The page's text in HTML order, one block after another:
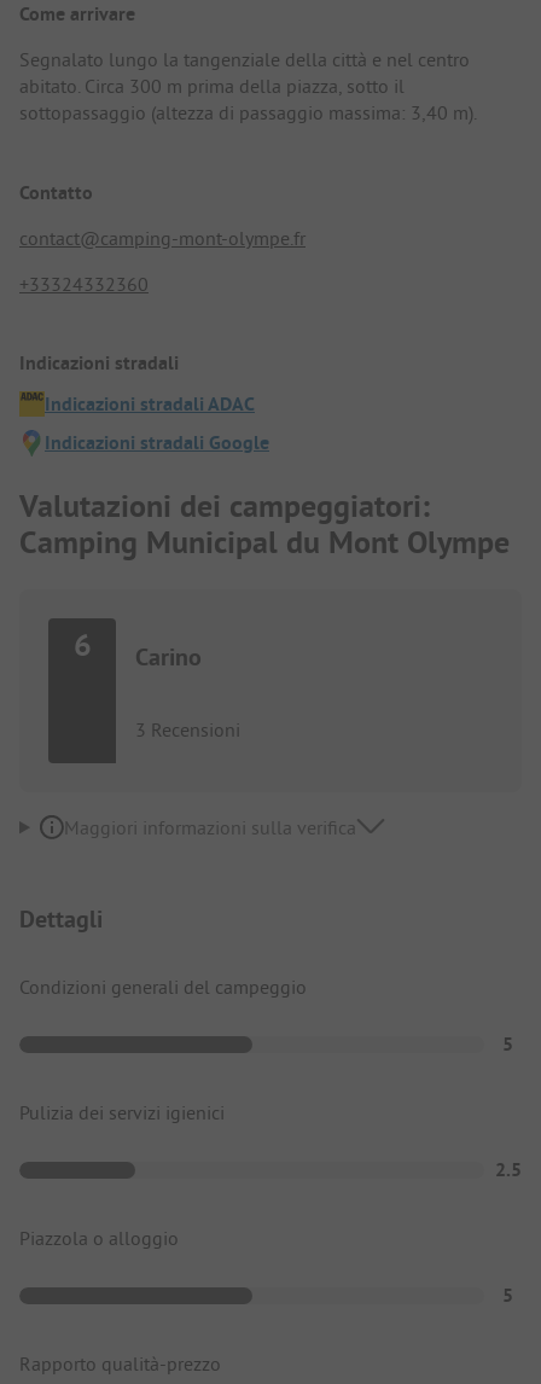
Come arrivare
Segnalato lungo la tangenziale della città e nel centro
abitato. Circa 300 m prima della piazza, sotto il
sottopassaggio (altezza di passaggio massima: 3,40 m).
Contatto
contact@camping-mont-olympe.fr
+33324332360
Indicazioni stradali
Indicazioni stradali ADAC
Indicazioni stradali Google
Valutazioni dei campeggiatori:
Camping Municipal du Mont Olympe
6 Carino
3 Recensioni
Maggiori informazioni sulla verifica
Dettagli
Condizioni generali del campeggio
5
Pulizia dei servizi igienici
2.5
Piazzola o alloggio
5
Rapporto qualità-prezzo